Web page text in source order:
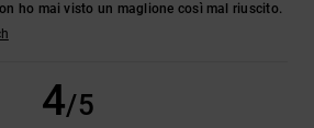
ho mai visto un maglione così mal riuscito.
4/5